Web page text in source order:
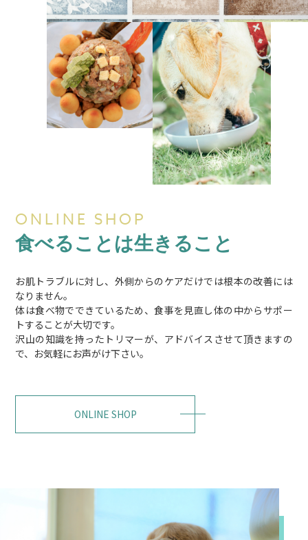
ONLINE SHOP
食べることは生きること
お肌トラブルに対し、外側からのケアだけでは根本の改善には
なりません。
体は食べ物でできているため、食事を見直し体の中からサポー
トすることが大切です。
沢山の知識を持ったトリマーが、アドバイスさせて頂きますの
で、お気軽にお声がけ下さい。
ONLINE SHOP